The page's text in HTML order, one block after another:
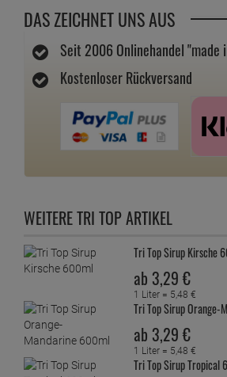
DAS ZEICHNET UNS AUS
Seit 2006 Onlinehandel "made
Kostenloser Rückversand
WEITERE TRI TOP ARTIKEL
Tri Top Sirup Kirsche
ab 3,29 €
1 Liter = 5,48 €
Tri Top Sirup Orange-
ab 3,29 €
1 Liter = 5,48 €
Tri Top Sirup Tropical